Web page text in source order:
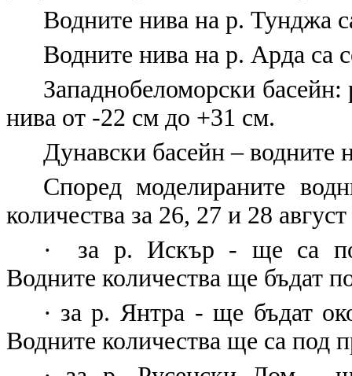
Водните нива на р. Тунджа
Водните нива на р. Арда са
Западнобеломорски басейн:
нива от -22 см до +31 см.
Дунавски басейн – водните
Според моделираните
количества за 26, 27 и 28
·
за р. Искър - ще са
Водните количества ще бъдат
· за р. Янтра - ще бъдат
Водните количества ще са под